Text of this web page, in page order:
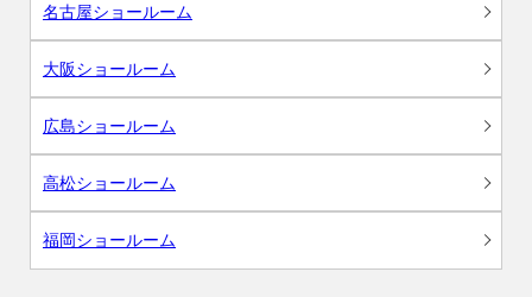
名古屋ショールーム
大阪ショールーム
広島ショールーム
高松ショールーム
福岡ショールーム